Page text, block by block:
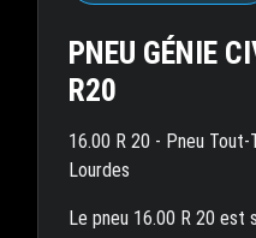
PNEU GÉNIE
R20
16.00 R 20 - Pneu
Lourdes
Le pneu 16.00 R 20 est